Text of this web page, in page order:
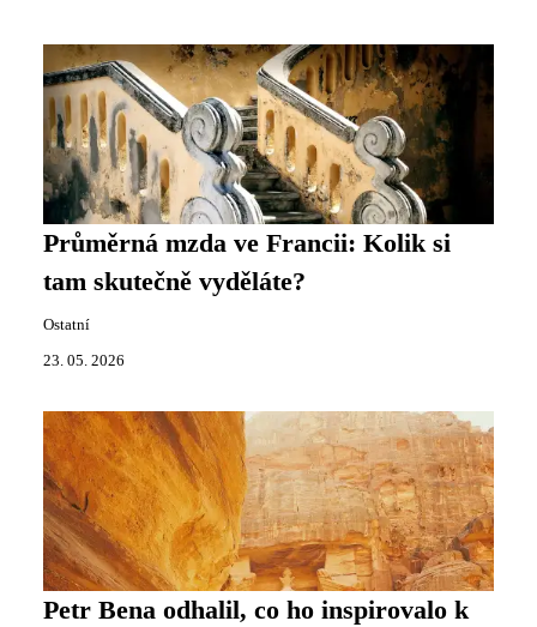
Průměrná mzda ve Francii: Kolik si
tam skutečně vyděláte?
Ostatní
23. 05. 2026
Petr Bena odhalil, co ho inspirovalo k